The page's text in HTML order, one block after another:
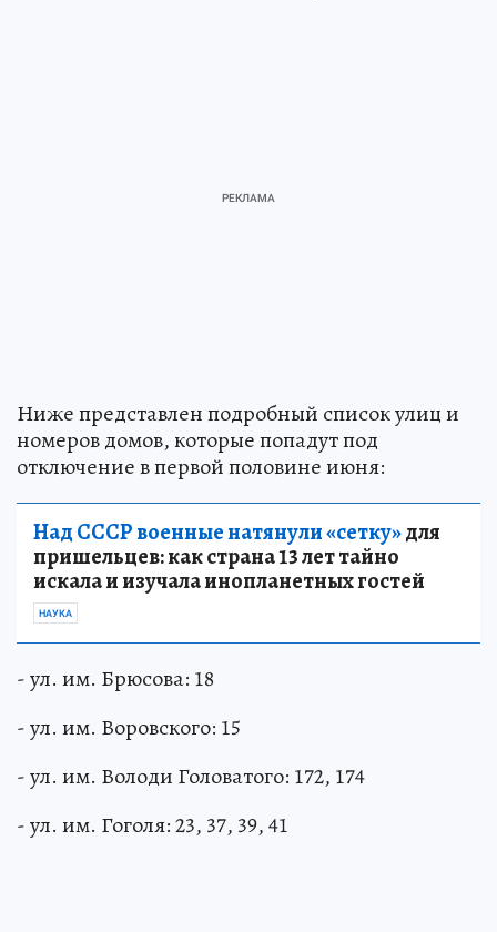
Ниже представлен подробный список улиц и
номеров домов, которые попадут под
отключение в первой половине июня:
Над СССР военные натянули «сетку»для
пришельцев: как страна 13 лет тайно
искала и изучала инопланетных гостей
НАУКА
- ул. им. Брюсова: 18
- ул. им. Воровского: 15
- ул. им. Володи Головатого: 172, 174
- ул. им. Гоголя: 23, 37, 39, 41